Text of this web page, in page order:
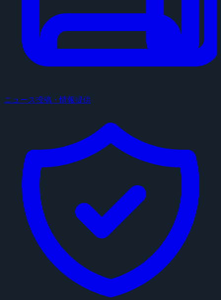
ニュース投稿・情報提供